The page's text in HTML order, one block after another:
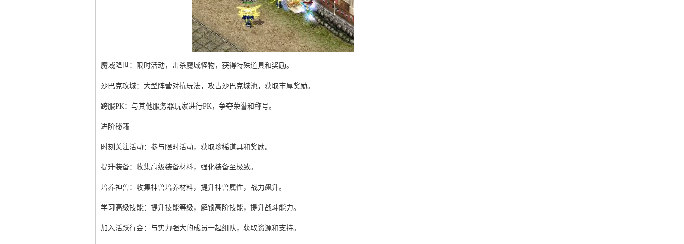
魔域降世：限时活动，击杀魔域怪物，获得特殊道具和奖励。
沙巴克攻城：大型阵营对抗玩法，攻占沙巴克城池，获取丰厚奖励。
跨服PK：与其他服务器玩家进行PK，争夺荣誉和称号。
进阶秘籍
时刻关注活动：参与限时活动，获取珍稀道具和奖励。
提升装备：收集高级装备材料，强化装备至极致。
培养神兽：收集神兽培养材料，提升神兽属性，战力飙升。
学习高级技能：提升技能等级，解锁高阶技能，提升战斗能力。
加入活跃行会：与实力强大的成员一起组队，获取资源和支持。